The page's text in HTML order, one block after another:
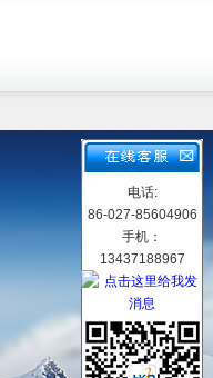
电话:
86-027-85604906
手机：
13437188967